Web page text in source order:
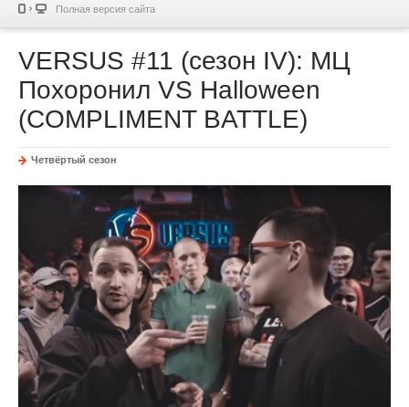
Полная версия сайта
VERSUS #11 (сезон IV): МЦ
Похоронил VS Halloween
(COMPLIMENT BATTLE)
Четвёртый сезон